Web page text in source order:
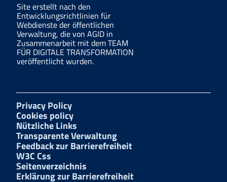
Site erstellt nach den
Entwicklungsrichtlinien für
Webdienste der öffentlichen
Verwaltung, die von AGID in
Zusammenarbeit mit dem TEAM
FÜR DIGITALE TRANSFORMATION
veröffentlicht wurden.
Privacy Policy
Cookies policy
Nützliche Links
Transparente Verwaltung
Feedback zur Barrierefreiheit
W3C Css
Seitenverzeichnis
Erklärung zur Barrierefreiheit